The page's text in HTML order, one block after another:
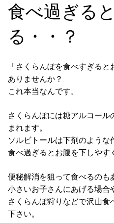
食べ過ぎる
る・・？
「さくらんぼを食べすぎると
ありませんか？
これ本当なんです。
さくらんぼには糖アルコール
まれます。
ソルビトールは下剤のような
食べ過ぎるとお腹を下しやす
便秘解消を狙って食べるのも
小さいお子さんにあげる場合
さくらんぼ狩りなどで沢山
下さい。